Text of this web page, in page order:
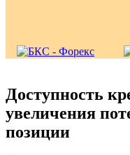
Доступность
увеличения
позиции